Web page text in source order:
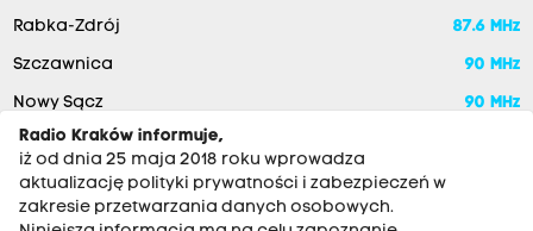
Rabka-Zdrój 87.6 MHz
Szczawnica 90 MHz
Nowy Sącz
90 MHz
Radio Kraków informuje,
iż od dnia 25 maja 2018 roku wprowadza
aktualizację polityki prywatności i zabezpieczeń w
zakresie przetwarzania danych osobowych.